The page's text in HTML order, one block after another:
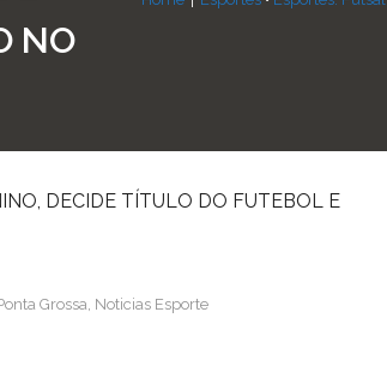
NO
DECIDE TÍTULO DO FUTEBOL E
Grossa Noticias Esporte